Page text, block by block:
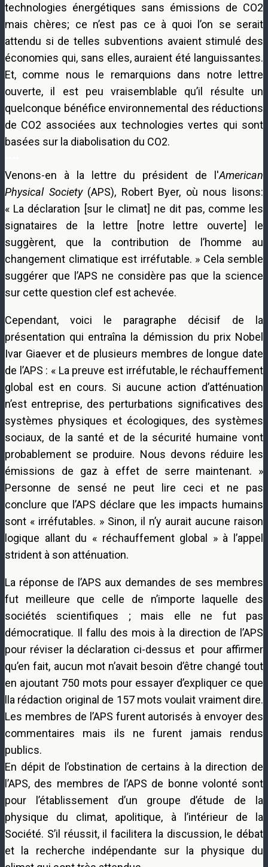
technologies énergétiques sans émissions de CO2
mais chères; ce n’est pas ce à quoi l’on se serait
attendu si de telles subventions avaient stimulé des
économies qui, sans elles, auraient été languissantes.
Et, comme nous le remarquions dans notre lettre
ouverte, il est peu vraisemblable qu’il résulte un
quelconque bénéfice environnemental des réductions
de CO2 associées aux technologies vertes qui sont
basées sur la diabolisation du CO2.
Venons-en à la lettre du président de l'American
Physical Society(APS), Robert Byer, où nous lisons:
« La déclaration [sur le climat] ne dit pas, comme les
signataires de la lettre [notre lettre ouverte] le
suggèrent, que la contribution de l’homme au
changement climatique est irréfutable. » Cela semble
suggérer que l’APS ne considère pas que la science
sur cette question clef est achevée.
Cependant, voici le paragraphe décisif de la
présentation qui entraîna la démission du prix Nobel
Ivar Giaever et de plusieurs membres de longue date
de l’APS : « La preuve est irréfutable, le réchauffement
global est en cours. Si aucune action d’atténuation
n’est entreprise, des perturbations significatives des
systèmes physiques et écologiques, des systèmes
sociaux, de la santé et de la sécurité humaine vont
probablement se produire. Nous devons réduire les
émissions de gaz à effet de serre maintenant. »
Personne de sensé ne peut lire ceci et ne pas
conclure que l’APS déclare que les impacts humains
sont « irréfutables. » Sinon, il n’y aurait aucune raison
logique allant du « réchauffement global » à l’appel
strident à son atténuation.
La réponse de l’APS aux demandes de ses membres
fut meilleure que celle de n’importe laquelle des
sociétés scientifiques ; mais elle ne fut pas
démocratique. Il fallu des mois à la direction de l’APS
pour réviser la déclaration ci-dessus et pour affirmer
qu’en fait, aucun mot n’avait besoin d’être changé tout
en ajoutant 750 mots pour essayer d’expliquer ce que
lla rédaction original de 157 mots voulait vraiment dire.
Les membres de l’APS furent autorisés à envoyer des
commentaires mais ils ne furent jamais rendus
publics.
En dépit de l’obstination de certains à la direction de
l’APS, des membres de l’APS de bonne volonté sont
pour l’établissement d’un groupe d’étude de la
physique du climat, apolitique, à l’intérieur de la
Société. S’il réussit, il facilitera la discussion, le débat
et la recherche indépendante sur la physique du